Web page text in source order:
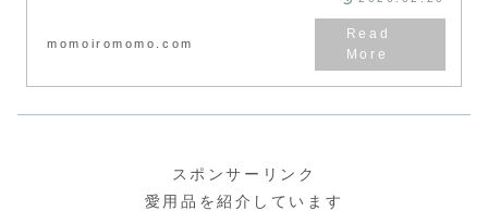
momoiromomo.com
スポンサーリンク
愛用品を紹介しています